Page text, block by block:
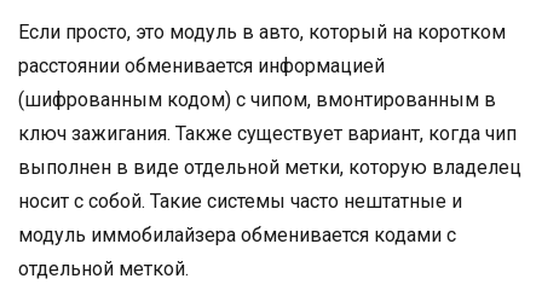
Если просто, это модуль в авто, который на коротком
расстоянии обменивается информацией
(шифрованным кодом) с чипом, вмонтированным в
ключ зажигания. Также существует вариант, когда чип
выполнен в виде отдельной метки, которую владелец
носит с собой. Такие системы часто нештатные и
модуль иммобилайзера обменивается кодами с
отдельной меткой.